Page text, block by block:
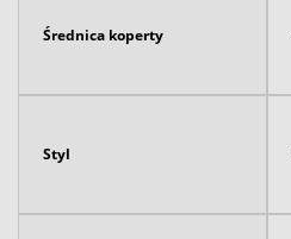
Średnica koperty
Styl